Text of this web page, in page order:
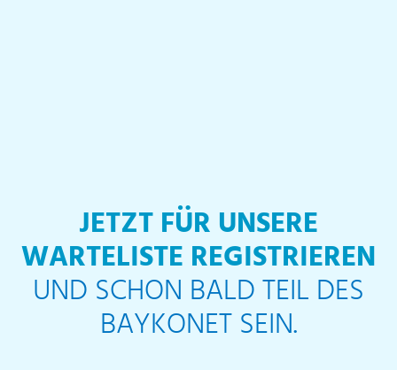
JETZT FÜR UNSERE
WARTELISTE REGISTRIEREN
UND SCHON BALD TEIL DES
BAYKONET SEIN.